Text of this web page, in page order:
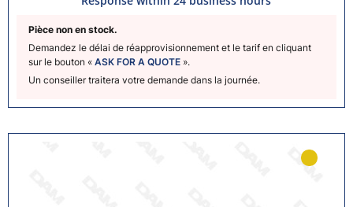
Pièce non en stock.
Demandez le délai de réapprovisionnement et le tarif en cliquant
sur le bouton « ASK FOR A QUOTE ».
Un conseiller traitera votre demande dans la journée.